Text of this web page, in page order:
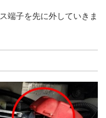
端子を先に外していきま